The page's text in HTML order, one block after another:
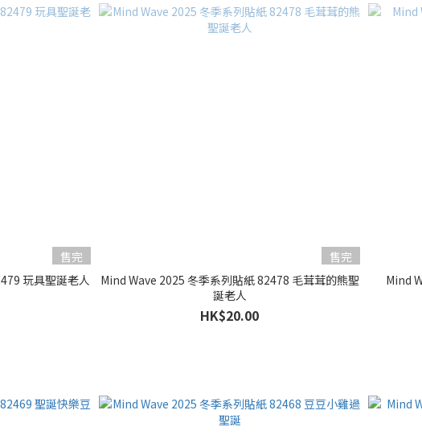
售完
玩具聖誕老人
售完
Mind Wave 2025 冬季系列貼紙 82478 毛茸茸的熊聖
誕老人
HK$20.00
Mind